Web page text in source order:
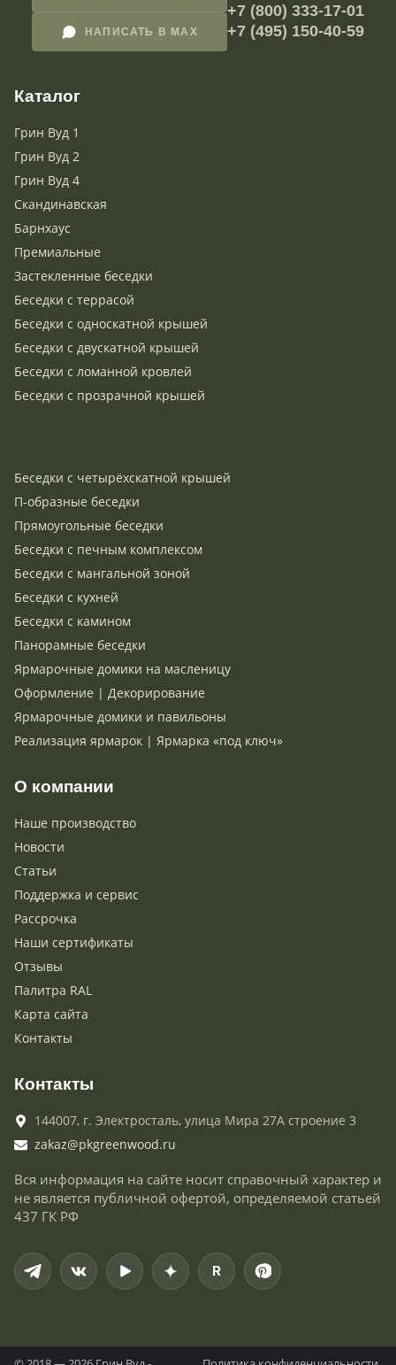
НАПИСАТЬ В MAX
+7 (800) 333-17-01
+7 (495) 150-40-59
Каталог
Грин Вуд 1
Грин Вуд 2
Грин Вуд 4
Скандинавская
Барнхаус
Премиальные
Застекленные беседки
Беседки с террасой
Беседки с односкатной крышей
Беседки с двускатной крышей
Беседки с ломанной кровлей
Беседки с прозрачной крышей
Беседки с четырёхскатной крышей
П-образные беседки
Прямоугольные беседки
Беседки с печным комплексом
Беседки с мангальной зоной
Беседки с кухней
Беседки с камином
Панорамные беседки
Ярмарочные домики на масленицу
Оформление | Декорирование
Ярмарочные домики и павильоны
Реализация ярмарок | Ярмарка «под ключ»
О компании
Наше производство
Новости
Статьи
Поддержка и сервис
Рассрочка
Наши сертификаты
Отзывы
Палитра RAL
Карта сайта
Контакты
Контакты
144007, г. Электросталь, улица Мира 27А строение 3
zakaz@pkgreenwood.ru
Вся информация на сайте носит справочный характер и
не является публичной офертой, определяемой статьей
437 ГК РФ
R